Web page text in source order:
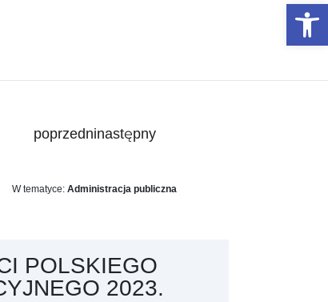
poprzedninastępny
W tematyce: Administracja publiczna
POLSKIEGO
2023.